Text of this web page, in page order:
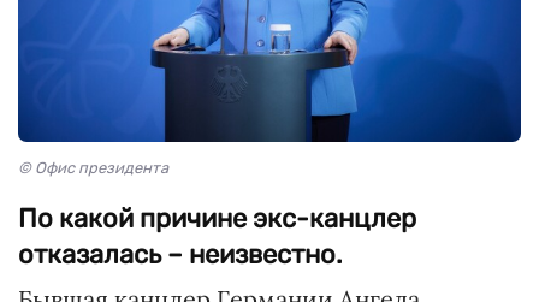
© Офис президента
По какой причине экс-канцлер
отказалась – неизвестно.